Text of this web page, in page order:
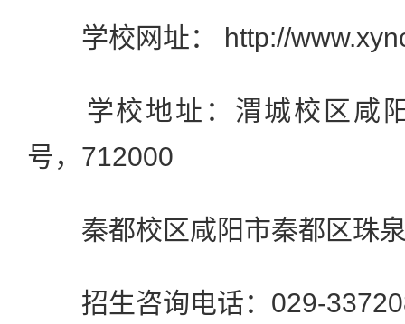
学校网址： http://
学校地址：渭城校区咸阳
号，712000
秦都校区咸阳市秦都区珠泉
招生咨询电话：029-